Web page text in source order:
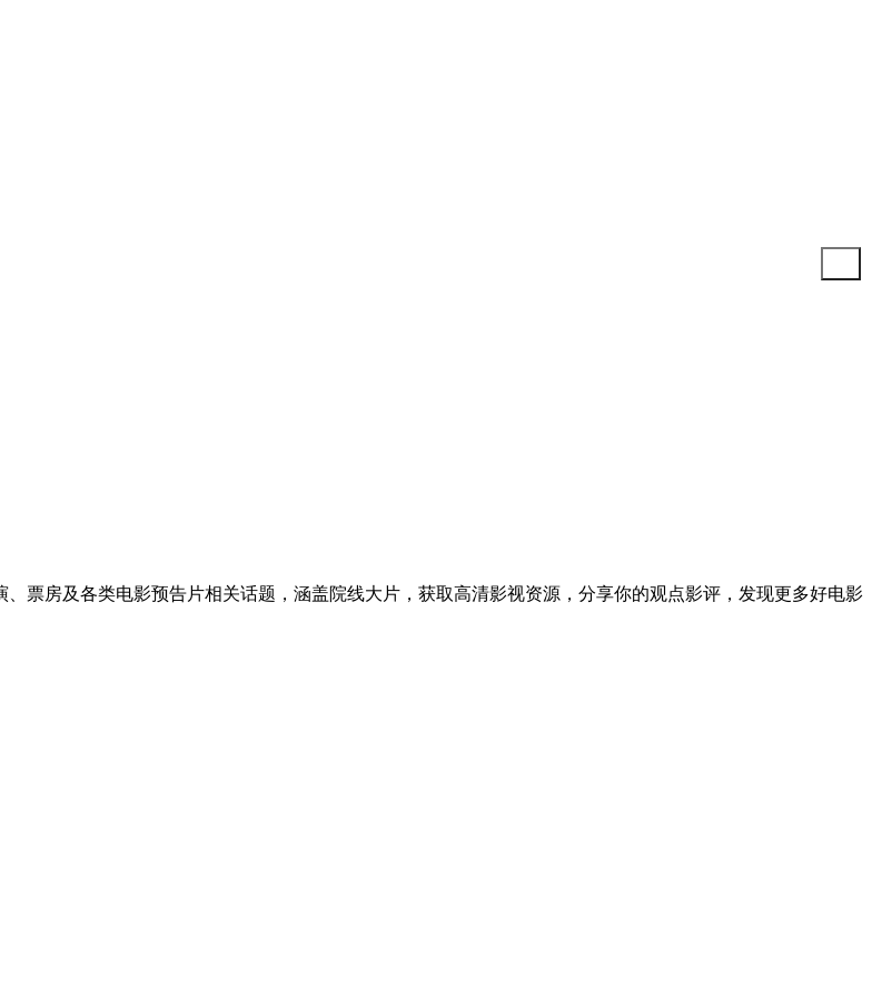
票房及各类电影预告片相关话题，涵盖院线大片，获取高清影视资源，分享你的观点影评，发现更多好电影